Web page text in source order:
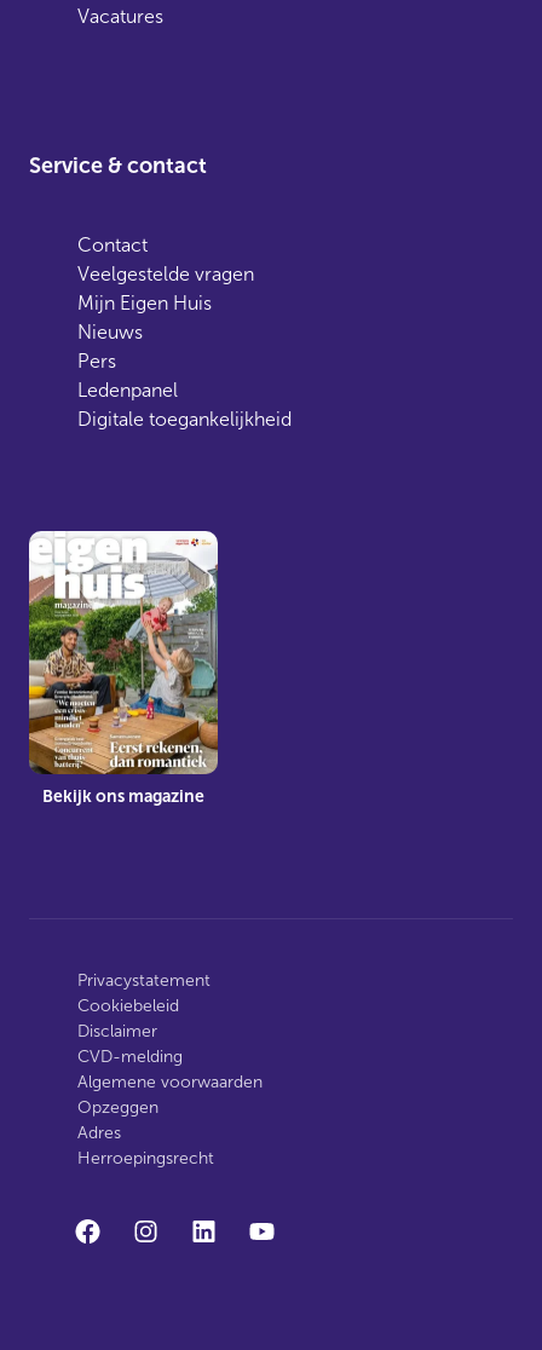
Vacatures
Service & contact
Contact
Veelgestelde vragen
Mijn Eigen Huis
Nieuws
Pers
Ledenpanel
Digitale toegankelijkheid
Bekijk ons magazine
Privacystatement
Cookiebeleid
Disclaimer
CVD-melding
Algemene voorwaarden
Opzeggen
Adres
Herroepingsrecht
facebookinstagramlinkedinyoutube